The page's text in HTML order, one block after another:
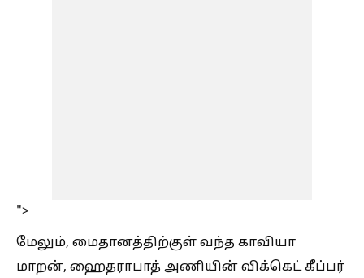
">
மேலும், மைதானத்திற்குள் வந்த காவியா
மாறன், ஹைதராபாத் அணியின் விக்கெட் கீப்பர்